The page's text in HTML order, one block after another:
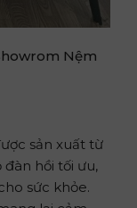
Nệm
sản xuất từ
hồi tối ưu,
sức khỏe.